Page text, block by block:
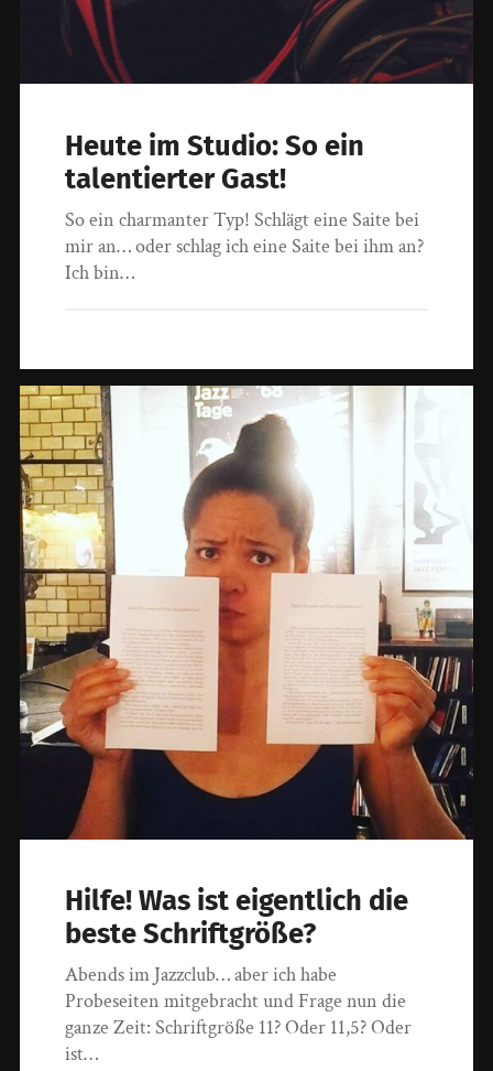
Heute im Studio: So ein
talentierter Gast!
So ein charmanter Typ! Schlägt eine Saite bei
mir an… oder schlag ich eine Saite bei ihm an?
Ich bin…
Hilfe! Was ist eigentlich die
beste Schriftgröße?
Abends im Jazzclub… aber ich habe
Probeseiten mitgebracht und Frage nun die
ganze Zeit: Schriftgröße 11? Oder 11,5? Oder
ist…